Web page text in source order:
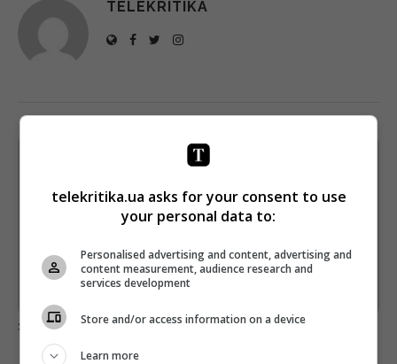
TELEKRITIKA
Щотижневий лист з найцікавішим.
Підпишіться ще раз, якщо не отримуєте від нас листи
Підписатись→
Предоставлено SendPulse
загрузка...
telekritika.ua asks for your consent to use
your personal data to:
Personalised advertising and content, advertising and
content measurement, audience research and
services development
Store and/or access information on a device
Learn more